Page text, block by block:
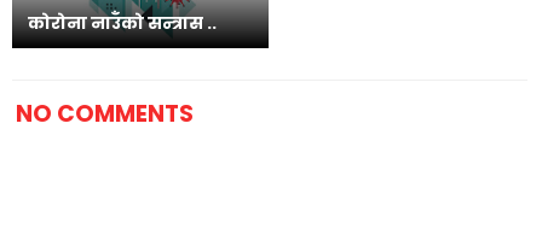
कोरोना नाउँको सन्त्रास ..
NO COMMENTS